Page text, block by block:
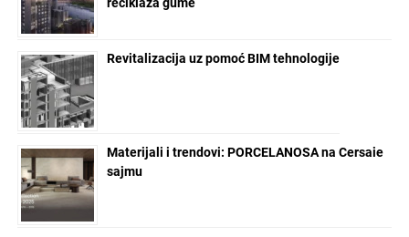
Revitalizacija uz pomoć BIM tehnologije
Materijali i trendovi: PORCELANOSA na Cersaie
sajmu